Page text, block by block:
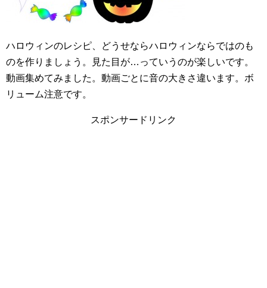
ハロウィンのレシピ、どうせならハロウィンならではのも
のを作りましょう。見た目が…っていうのが楽しいです。
動画集めてみました。動画ごとに音の大きさ違います。ボ
リューム注意です。
スポンサードリンク